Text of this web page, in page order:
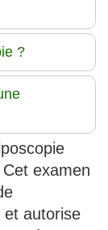
?
examen
et autorise